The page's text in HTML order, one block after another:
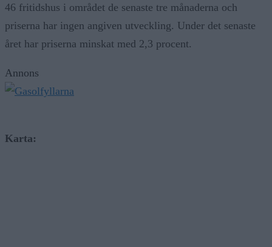
46 fritidshus i området de senaste tre månaderna och
priserna har ingen angiven utveckling. Under det senaste
året har priserna minskat med 2,3 procent.
Annons
Karta: